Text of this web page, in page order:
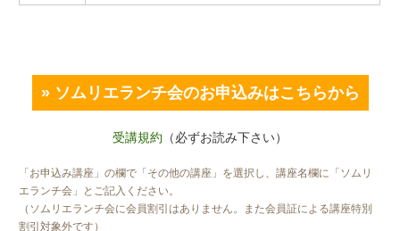
» ソムリエランチ会のお申込みはこちらから
受講規約 （必ずお読み下さい）
「お申込み講座」の欄で「その他の講座」を選択し、講座名欄に「ソムリ
エランチ会」とご記入ください。
（ソムリエランチ会に会員割引はありません。また会員証による講座特別
割引対象外です）